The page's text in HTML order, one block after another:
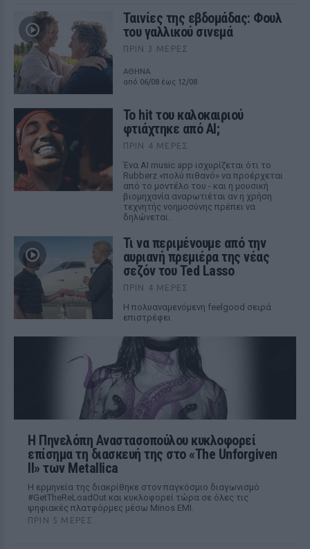
Ταινίες της εβδομάδας: Φουλ
του γαλλικού σινεμά
ΠΡΙΝ 3 ΜΈΡΕΣ
ΑΘΗΝΑ
από 06/08 έως 12/08
Το hit του καλοκαιριού
φτιάχτηκε από AI;
ΠΡΙΝ 4 ΜΈΡΕΣ
Ένα AI music app ισχυρίζεται ότι το
Rubberz «πολύ πιθανό» να προέρχεται
από το μοντέλο του - και η μουσική
βιομηχανία αναρωτιέται αν η χρήση
τεχνητής νοημοσύνης πρέπει να
δηλώνεται.
Τι να περιμένουμε από την
αυριανή πρεμιέρα της νέας
σεζόν του Ted Lasso
ΠΡΙΝ 4 ΜΈΡΕΣ
Η πολυαναμενόμενη feelgood σειρά
επιστρέφει
Η Πηνελόπη Αναστασοπούλου κυκλοφορεί
επίσημα τη διασκευή της στο «The Unforgiven
II» των Metallica
Η ερμηνεία της διακρίθηκε στον παγκόσμιο διαγωνισμό
#GetTheReLoadOut και κυκλοφορεί τώρα σε όλες τις
ψηφιακές πλατφόρμες μέσω Minos EMI.
ΠΡΙΝ 5 ΜΈΡΕΣ